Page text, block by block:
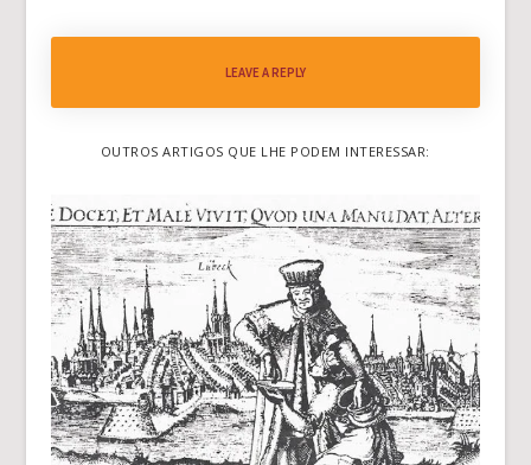
LEAVE A REPLY
OUTROS ARTIGOS QUE LHE PODEM INTERESSAR: